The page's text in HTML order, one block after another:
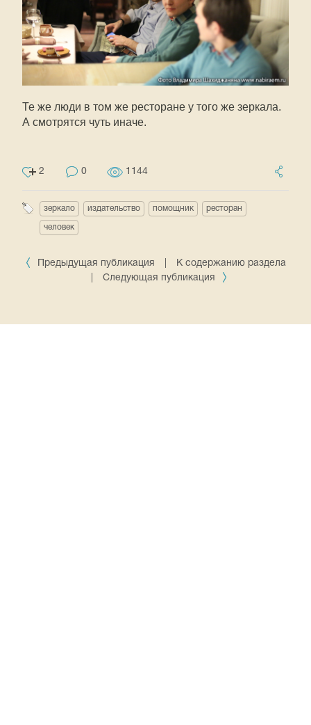
Те же люди в том же ресторане у того же зеркала.
А смотрятся чуть иначе.
2 0 1144
зеркало издательство помощник ресторан
человек
Предыдущая публикация
К содержанию раздела
Следующая публикация